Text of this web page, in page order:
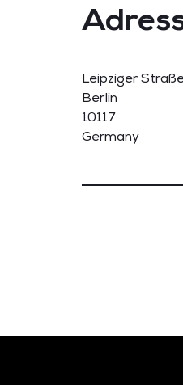
Leipziger
Berlin
10117
Germany